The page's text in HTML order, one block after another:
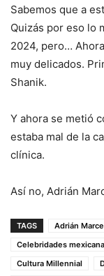
Sabemos que a
Quizás por eso lo
2024, pero…
muy delicados.
Shanik.
Y ahora se metió
estaba mal de la
clínica.
Así no, Adrián
TAGS Adrián
Celebridades
Cultura Millennial